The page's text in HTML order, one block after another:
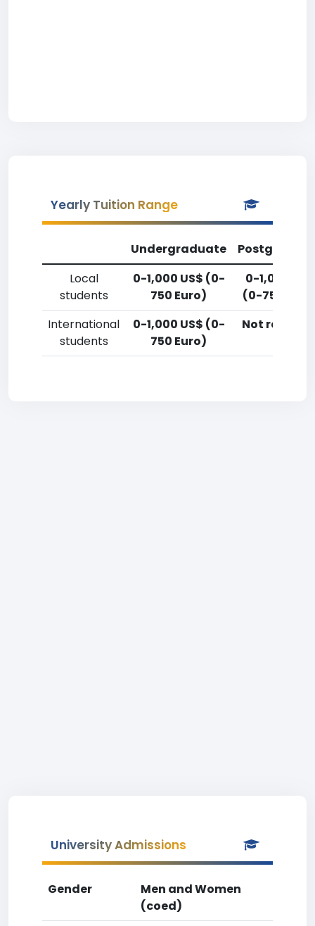
Yearly Tuition Range
Undergraduate
Local
students
0-1,000 US$ (0-
750 Euro)
0-1,000 US$
(0-750
International
students
0-1,000 US$ (0-
750 Euro)
Not
University Admissions
Gender
Men and Women
(coed)